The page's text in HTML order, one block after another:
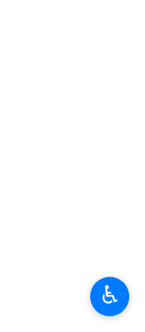
♿︎